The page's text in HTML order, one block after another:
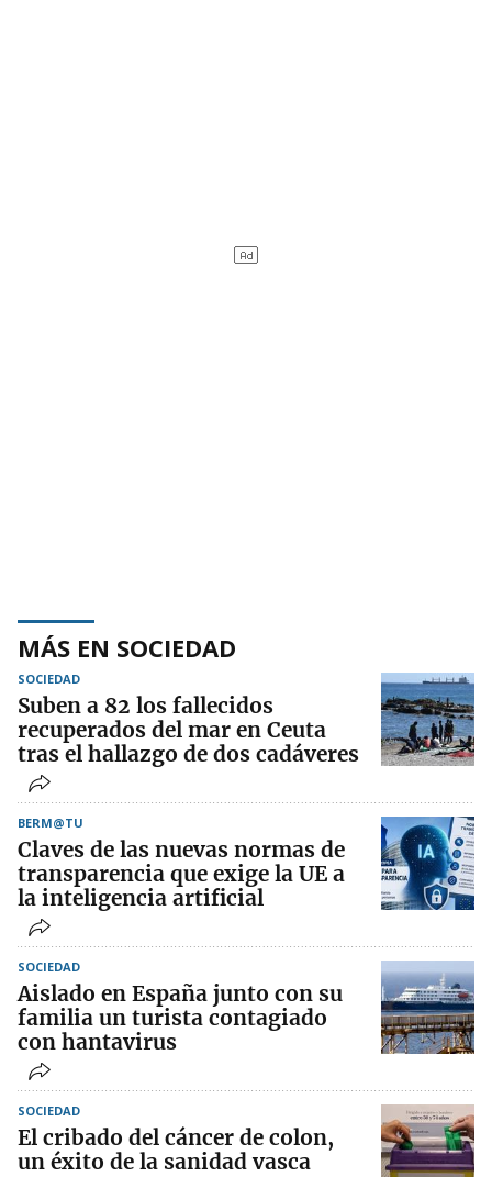
MÁS EN SOCIEDAD
SOCIEDAD
Suben a 82 los fallecidos
recuperados del mar en Ceuta
tras el hallazgo de dos cadáveres
BERM@TU
Claves de las nuevas normas de
transparencia que exige la UE a
la inteligencia artificial
SOCIEDAD
Aislado en España junto con su
familia un turista contagiado
con hantavirus
SOCIEDAD
El cribado del cáncer de colon,
un éxito de la sanidad vasca